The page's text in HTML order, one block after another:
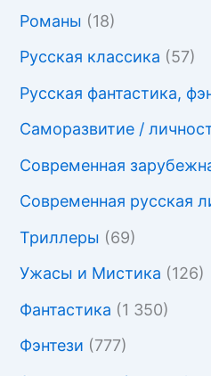
Романы (18)
Русская классика (57)
Русская фантастика,
Саморазвитие /
Современная
Современная русская
Триллеры (69)
Ужасы и Мистика (126)
Фантастика (1 350)
Фэнтези (777)